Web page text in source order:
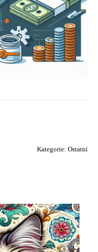
Kategorie: Ostatní